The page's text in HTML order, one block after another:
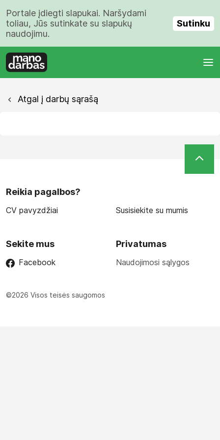
Portale įdiegti slapukai. Naršydami
toliau, Jūs sutinkate su slapukų
naudojimu.
Sutinku
Atgal į darbų sąrašą
Reikia pagalbos?
CV pavyzdžiai Susisiekite su mumis
Sekite mus
Facebook
Privatumas
Naudojimosi sąlygos
©2026 Visos teisės saugomos